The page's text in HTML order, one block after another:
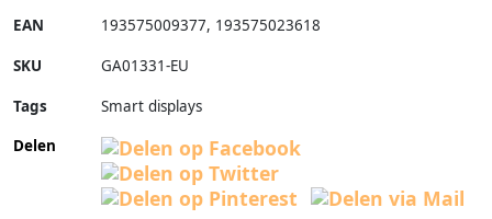
EAN 193575009377, 193575023618
SKU GA01331-EU
Tags
Smart displays
Delen